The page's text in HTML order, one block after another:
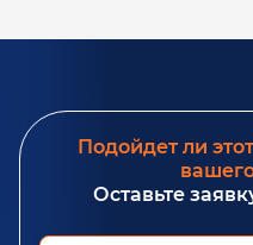
Подойдет ли
Оставьте